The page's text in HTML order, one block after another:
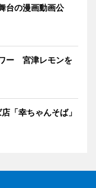
台の漫画動画公
ー 宮津レモンを
「幸ちゃんそば」